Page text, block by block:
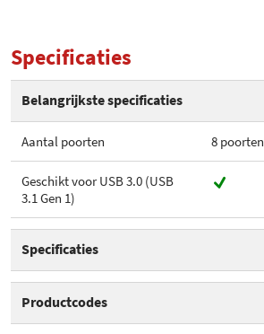
Specificaties
Belangrijkste specificaties
Aantal poorten 8 poorten
Geschikt voor USB 3.0 (USB
3.1 Gen 1)
Specificaties
Geschikt voor USB 3.0 (USB
Productcodes